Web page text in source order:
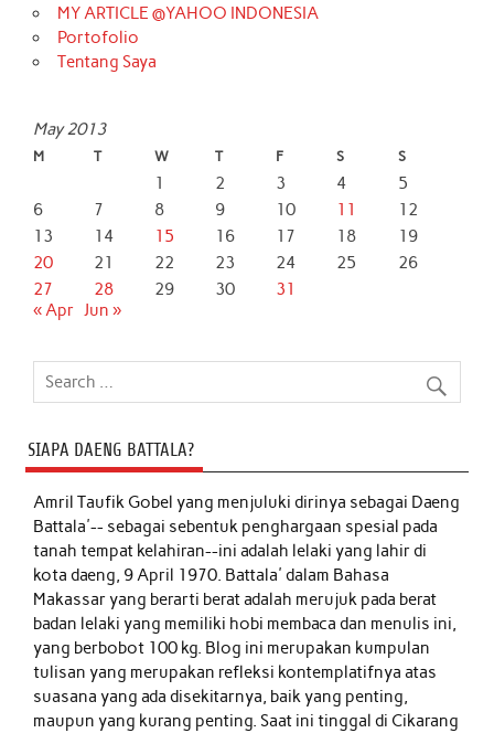
MY ARTICLE @YAHOO INDONESIA
Portofolio
Tentang Saya
May 2013
M T W T F S S
1 2 3 4
5
6
7 8 9 10 11
12
13
14 15 16 17 18
19
20
21 22 23 24 25
26
27
28 29 30
31
« Apr Jun »
SIAPA DAENG BATTALA?
Amril Taufik Gobelyang menjuluki dirinya sebagai Daeng
Battala'-- sebagai sebentuk penghargaan spesial pada
tanah tempat kelahiran--ini adalah lelaki yang lahir di
kota daeng, 9 April 1970. Battala' dalam Bahasa
Makassar yang berarti berat adalah merujuk pada berat
badan lelaki yang memiliki hobi membaca dan menulis ini,
yang berbobot 100 kg. Blog ini merupakan kumpulan
tulisan yang merupakan refleksi kontemplatifnya atas
suasana yang ada disekitarnya, baik yang penting,
maupun yang kurang penting. Saat ini tinggal di Cikarang